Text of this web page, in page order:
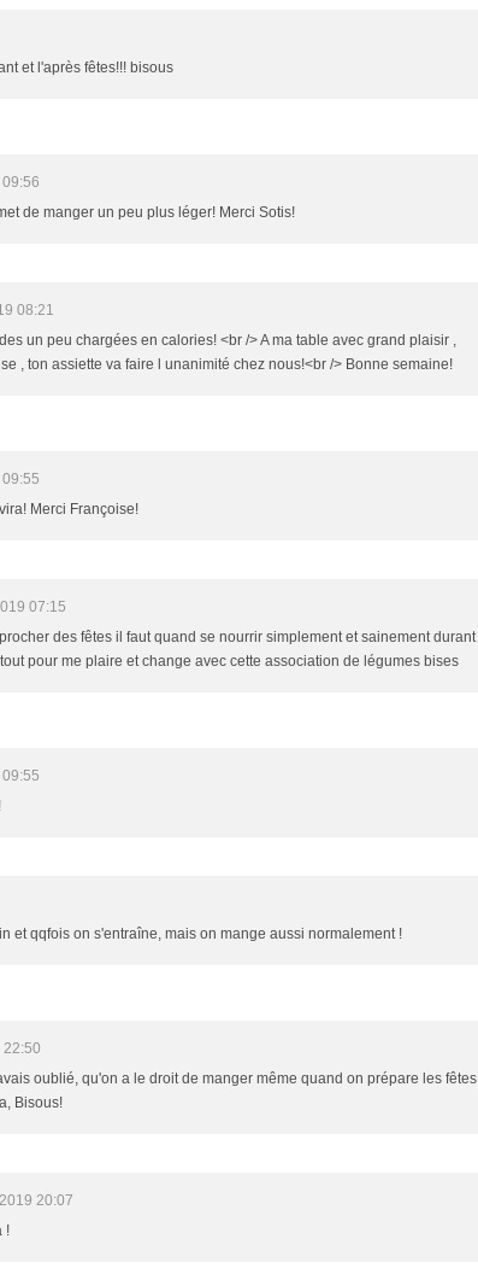
et l'après fêtes!!! bisous
de manger un peu plus léger! Merci Sotis!
08:21
un peu chargées en calories! <br /> A ma table avec grand plaisir ,
, ton assiette va faire l unanimité chez nous!<br /> Bonne semaine!
Merci Françoise!
07:15
des fêtes il faut quand se nourrir simplement et sainement durant
pour me plaire et change avec cette association de légumes bises
et qqfois on s'entraîne, mais on mange aussi normalement !
oublié, qu'on a le droit de manger même quand on prépare les fêtes
Bisous!
20:07
!